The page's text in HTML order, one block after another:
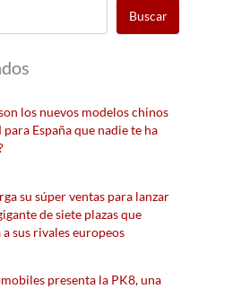
Buscar
los nuevos modelos chinos
España que nadie te ha
su súper ventas para lanzar
de siete plazas que
a sus rivales europeos
presenta la PK8, una